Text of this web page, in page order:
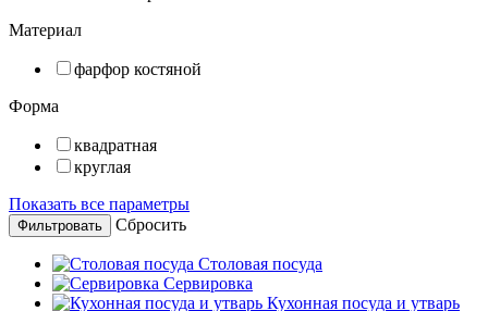
Материал
фарфор костяной
Форма
квадратная
круглая
Показать все параметры
Сбросить
Столовая посуда
Сервировка
Кухонная посуда и утварь